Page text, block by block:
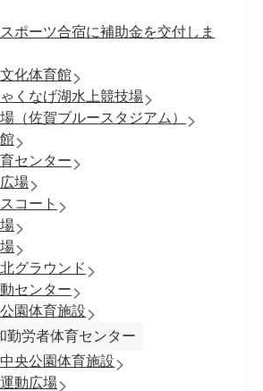
ポーツ合宿に補助金を交付しま
化体育館
くなげ湖水上競技場
（佐賀ブルースタジアム）
センター
場
コート
グラウンド
センター
園体育施設
勤労者体育センター
央公園体育施設
動広場